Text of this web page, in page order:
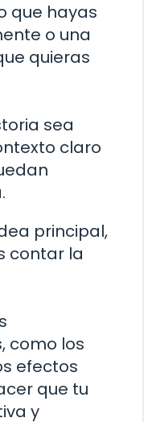
que hayas
o una
quieras
sea
claro
principal,
contar la
como los
efectos
que tu
y